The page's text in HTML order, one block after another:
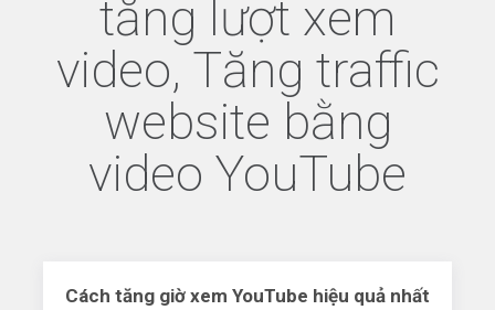
tăng lượt xem
video, Tăng traffic
website bằng
video YouTube
Cách tăng giờ xem YouTube hiệu quả nhất